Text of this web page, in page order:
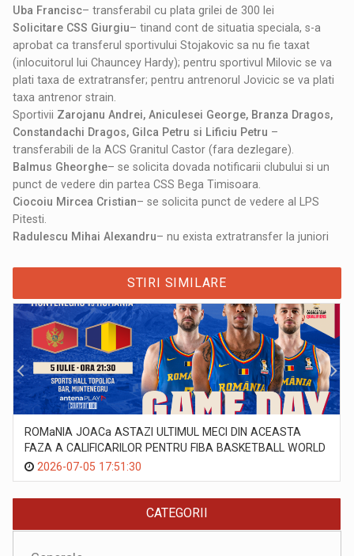
Uba Francisc– transferabil cu plata grilei de 300 lei
Solicitare CSS Giurgiu– tinand cont de situatia speciala, s-a
aprobat ca transferul sportivului Stojakovic sa nu fie taxat
(inlocuitorul lui Chauncey Hardy); pentru sportivul Milovic se va
plati taxa de extratransfer; pentru antrenorul Jovicic se va plati
taxa antrenor strain.
Sportivii Zarojanu Andrei, Aniculesei George, Branza Dragos,
Constandachi Dragos, Gilca Petru si Lificiu Petru –
transferabili de la ACS Granitul Castor (fara dezlegare).
Balmus Gheorghe– se solicita dovada notificarii clubului si un
punct de vedere din partea CSS Bega Timisoara.
Ciocoiu Mircea Cristian– se solicita punct de vedere al LPS
Pitesti.
Radulescu Mihai Alexandru– nu exista extratransfer la juniori
STIRI SIMILARE
ROMaNIA JOACa ASTAZI ULTIMUL MECI DIN ACEASTA
FAZA A CALIFICARILOR PENTRU FIBA BASKETBALL WORLD
CUP 2027
2026-07-05 17:51:30
CATEGORII